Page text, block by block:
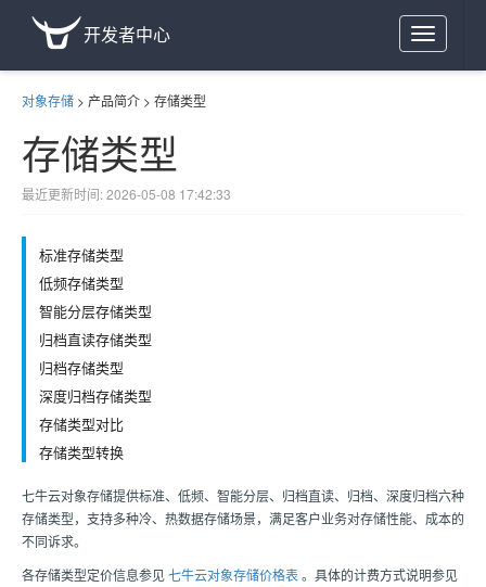
Toggle
navigation
开发者中心
对象存储 > 产品简介 > 存储类型
存储类型
最近更新时间: 2026-05-08 17:42:33
标准存储类型
低频存储类型
智能分层存储类型
归档直读存储类型
归档存储类型
深度归档存储类型
存储类型对比
存储类型转换
七牛云对象存储提供标准、低频、智能分层、归档直读、归档、深度归档六种
存储类型，支持多种冷、热数据存储场景，满足客户业务对存储性能、成本的
不同诉求。
各存储类型定价信息参见七牛云对象存储价格表。具体的计费方式说明参见